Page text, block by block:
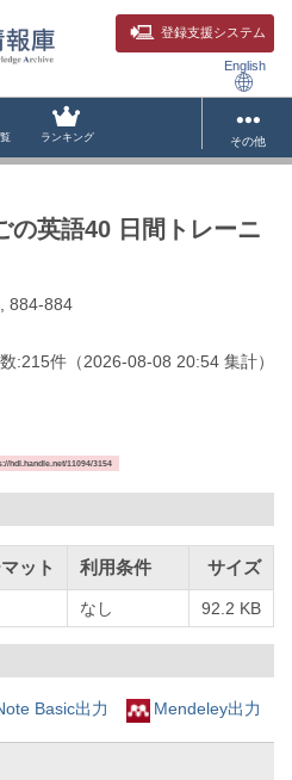
登録支援システム
English
ランキング その他
の英語40 日間トレーニ
884-884
:215件 （2026-08-08 20:54 集計）
hdl.handle.net/11094/3154
ット 利用条件 サイズ
なし 92.2 KB
Basic出力 Mendeley出力